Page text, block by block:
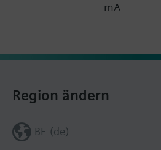
mA
Region ändern
BE (de)